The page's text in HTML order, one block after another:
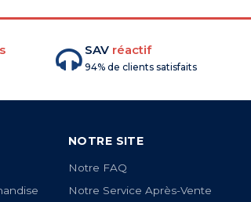
SAV réactif
94% de clients satisfaits
NOTRE SITE
Notre FAQ
Notre Service Après-Vente